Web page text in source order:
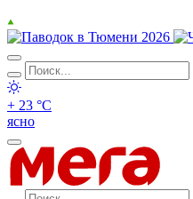
+ 23 °С
ясно